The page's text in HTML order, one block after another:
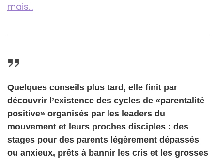
mais…
Quelques conseils plus tard, elle finit par
découvrir l’existence des cycles de «parentalité
positive» organisés par les leaders du
mouvement et leurs proches disciples : des
stages pour des parents légèrement dépassés
ou anxieux, prêts à bannir les cris et les grosses